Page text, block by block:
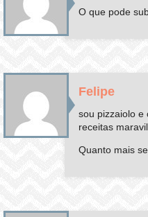
O que pode
Felipe
sou pizzaiolo e
receitas
Quanto mais